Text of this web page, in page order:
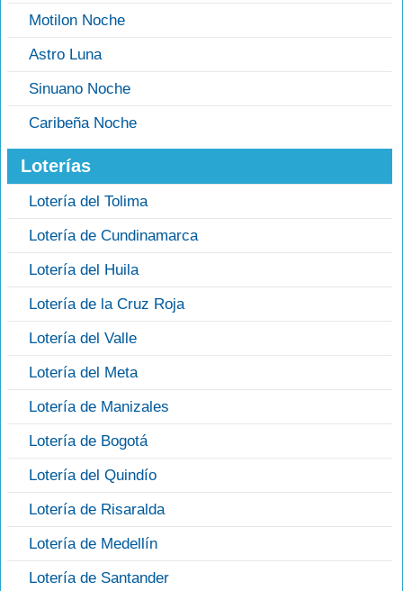
Motilon Noche
Astro Luna
Sinuano Noche
Caribeña Noche
Loterías
Lotería del Tolima
Lotería de Cundinamarca
Lotería del Huila
Lotería de la Cruz Roja
Lotería del Valle
Lotería del Meta
Lotería de Manizales
Lotería de Bogotá
Lotería del Quindío
Lotería de Risaralda
Lotería de Medellín
Lotería de Santander